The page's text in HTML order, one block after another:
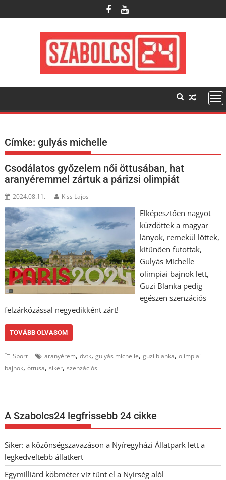
to
Címke:gulyás michelle
Csodálatos győzelem női öttusában, hat
aranyéremmel zártuk a párizsi olimpiát
2024.08.11. Kiss Lajos
Elképesztően nagyot
küzdöttek a magyar
lányok, remekül lőttek,
kitűnően futottak,
Gulyás Michelle
olimpiai bajnok lett,
Guzi Blanka pedig
egészen szenzációs
felzárkózással negyedikként zárt!
TOVÁBB OLVASOM
Sport aranyérem,dvtk,gulyás michelle,guzi blanka,olimpiai
bajnok,öttusa,siker,szenzációs
A Szabolcs24 legfrissebb 24 cikke
Siker: a közönségszavazáson a Nyíregyházi Állatpark lett a
legkedveltebb állatkert
Egymilliárd köbméter víz tűnt el a Nyírség alól